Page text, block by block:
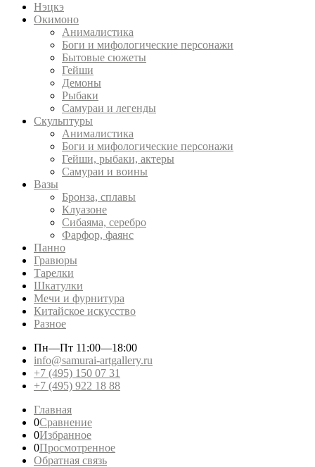
Нэцкэ
Окимоно
Анималистика
Боги и мифологические персонажи
Бытовые сюжеты
Гейши
Демоны
Рыбаки
Самураи и легенды
Скульптуры
Анималистика
Боги и мифологические персонажи
Гейши, рыбаки, актеры
Самураи и воины
Вазы
Бронза, сплавы
Клуазоне
Сибаяма, серебро
Фарфор, фаянс
Панно
Гравюры
Тарелки
Шкатулки
Мечи и фурнитура
Китайское искусство
Разное
Пн—Пт 11:00—18:00
info@samurai-artgallery.ru
+7 (495) 150 07 31
+7 (495) 922 18 88
Главная
0Сравнение
0Избранное
0Просмотренное
Обратная связь